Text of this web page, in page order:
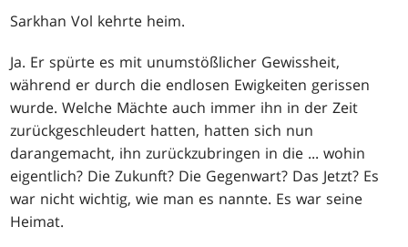
Sarkhan Vol kehrte heim.
Ja. Er spürte es mit unumstößlicher Gewissheit,
während er durch die endlosen Ewigkeiten gerissen
wurde. Welche Mächte auch immer ihn in der Zeit
zurückgeschleudert hatten, hatten sich nun
darangemacht, ihn zurückzubringen in die ... wohin
eigentlich? Die Zukunft? Die Gegenwart? Das Jetzt? Es
war nicht wichtig, wie man es nannte. Es war seine
Heimat.